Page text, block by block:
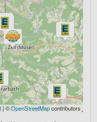
| ©OpenStreetMapcontributors